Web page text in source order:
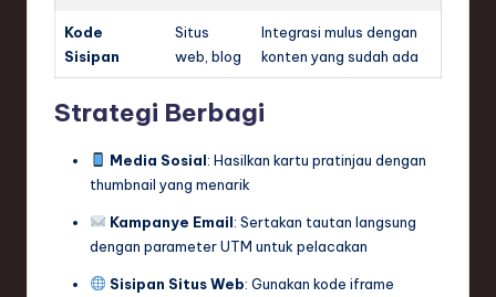
Kode
Sisipan
Situs
web, blog
Integrasi mulus dengan
konten yang sudah ada
Strategi Berbagi
Media Sosial: Hasilkan kartu pratinjau dengan
thumbnail yang menarik
Kampanye Email: Sertakan tautan langsung
dengan parameter UTM untuk pelacakan
Sisipan Situs Web: Gunakan kode iframe